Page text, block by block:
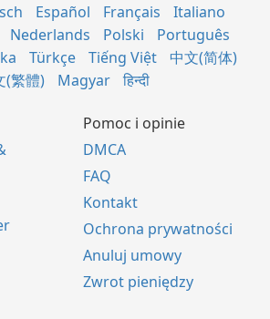
Español Français
Italiano
Nederlands Polski
Português
Türkçe Tiếng Việt
中文(简体)
(繁體)
Magyar हिन्दी
Pomoc i opinie
DMCA
FAQ
Kontakt
Ochrona prywatności
Anuluj umowy
Zwrot pieniędzy